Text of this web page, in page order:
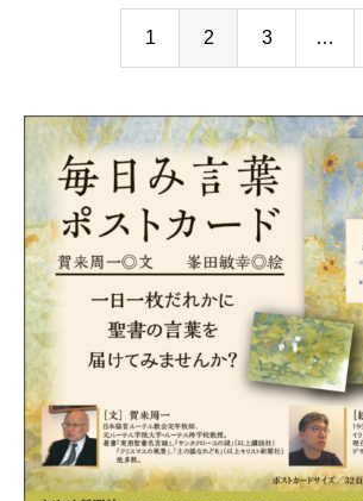
1 2 3 …